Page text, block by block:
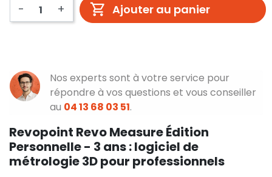
- + Ajouter au panier
Nos experts sont à votre service pour
répondre à vos questions et vous conseiller
au 04 13 68 03 51.
Revopoint Revo Measure Édition
Personnelle - 3 ans : logiciel de
métrologie 3D pour professionnels